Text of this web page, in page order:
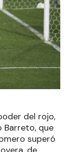
del rojo,
Barreto, que
superó